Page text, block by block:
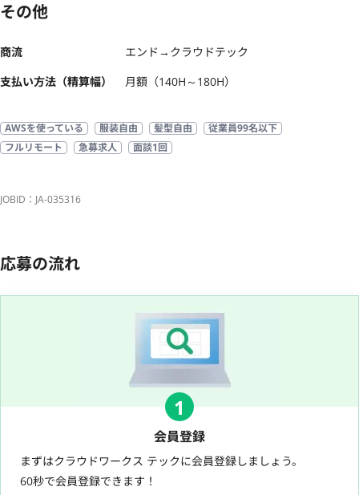
その他
商流
エンド→クラウドテック
支払い方法（精算幅）
月額（140H～180H）
AWSを使っている 服装自由 髪型自由
従業員99名以下
フルリモート
急募求人 面談1回
JOBID：JA-035316
応募の流れ
1
会員登録
まずはクラウドワークス テックに会員登録しましょう。
60秒で会員登録できます！